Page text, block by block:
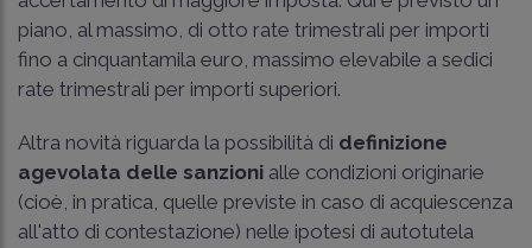
piano, al massimo, di otto rate trimestrali per importi
fino a cinquantamila euro, massimo elevabile a sedici
rate trimestrali per importi superiori.
Altra novità riguarda la possibilità di definizione
agevolata delle sanzioni alle condizioni originarie
(cioè, in pratica, quelle previste in caso di acquiescenza
all'atto di contestazione) nelle ipotesi di autotutela